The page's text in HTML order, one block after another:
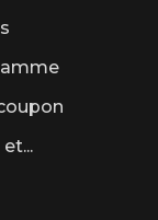
et...